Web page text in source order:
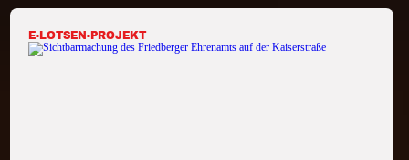
E-LOTSEN-PROJEKT